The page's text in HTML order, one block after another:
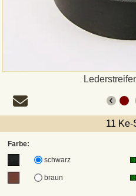
11 Ke-
Farbe:
schwarz
braun
Versandarten und Retouren
UPS
DHL Paket
DPD